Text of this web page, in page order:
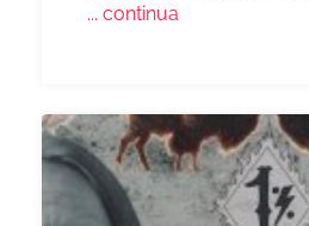
... continua